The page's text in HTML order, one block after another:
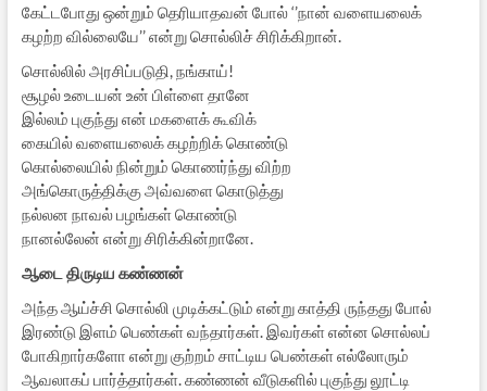
கேட்டபோது ஒன்றும் தெரியாதவன் போல் ‘’நான் வளையலைக்
கழற்ற வில்லையே’’ என்று சொல்லிச் சிரிக்கிறான்.
சொல்லில் அரசிப்படுதி, நங்காய்!
சூழல் உடையன் உன் பிள்ளை தானே
இல்லம் புகுந்து என் மகளைக் கூவிக்
கையில் வளையலைக் கழற்றிக் கொண்டு
கொல்லையில் நின்றும் கொணர்ந்து விற்ற
அங்கொருத்திக்கு அவ்வளை கொடுத்து
நல்லன நாவல் பழங்கள் கொண்டு
நானல்லேன் என்று சிரிக்கின்றானே.
ஆடை திருடிய கண்ணன்
அந்த ஆய்ச்சி சொல்லி முடிக்கட்டும் என்று காத்தி ருந்தது போல்
இரண்டு இளம் பெண்கள் வந்தார்கள். இவர்கள் என்ன சொல்லப்
போகிறார்களோ என்று குற்றம் சாட்டிய பெண்கள் எல்லோரும்
ஆவலாகப் பார்த்தார்கள். கண்ணன் வீடுகளில் புகுந்து லூட்டி